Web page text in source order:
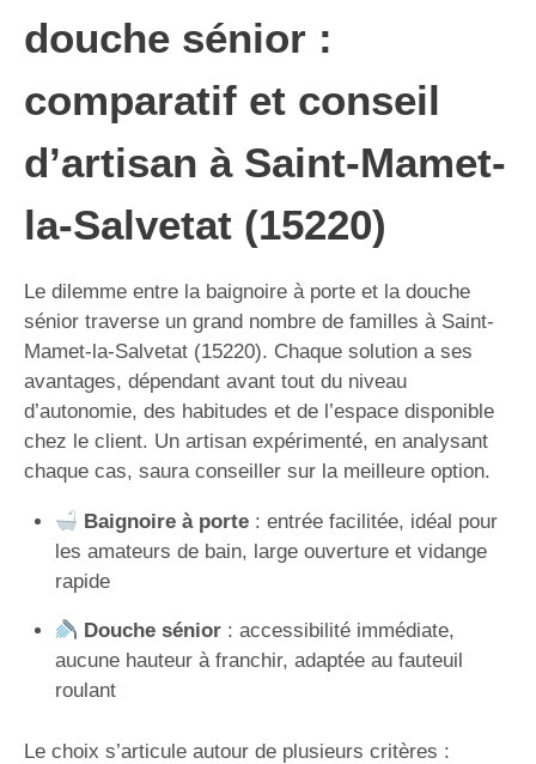
douche sénior :
comparatif et conseil
d’artisan à Saint-Mamet-
la-Salvetat (15220)
Le dilemme entre la baignoire à porte et la douche
sénior traverse un grand nombre de familles à Saint-
Mamet-la-Salvetat (15220). Chaque solution a ses
avantages, dépendant avant tout du niveau
d’autonomie, des habitudes et de l’espace disponible
chez le client. Un artisan expérimenté, en analysant
chaque cas, saura conseiller sur la meilleure option.
Baignoire à porte: entrée facilitée, idéal pour
les amateurs de bain, large ouverture et vidange
rapide
Douche sénior: accessibilité immédiate,
aucune hauteur à franchir, adaptée au fauteuil
roulant
Le choix s’articule autour de plusieurs critères :